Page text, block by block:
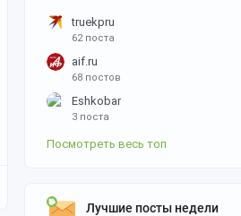
truekpru
62 поста
aif.ru
68 постов
Eshkobar
3 поста
Посмотреть весь топ
Лучшие посты недели